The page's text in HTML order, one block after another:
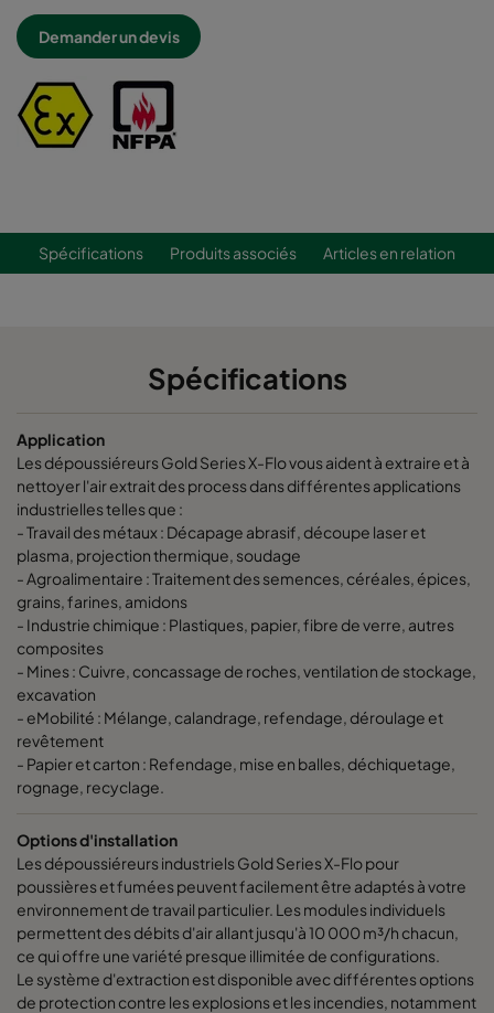
Demander un devis
Spécifications Produits associés Articles en relation
Spécifications
Application
Les dépoussiéreurs Gold Series X-Flo vous aident à extraire et à
nettoyer l'air extrait des process dans différentes applications
industrielles telles que :
- Travail des métaux : Décapage abrasif, découpe laser et
plasma, projection thermique, soudage
- Agroalimentaire : Traitement des semences, céréales, épices,
grains, farines, amidons
- Industrie chimique : Plastiques, papier, fibre de verre, autres
composites
- Mines : Cuivre, concassage de roches, ventilation de stockage,
excavation
- eMobilité : Mélange, calandrage, refendage, déroulage et
revêtement
- Papier et carton : Refendage, mise en balles, déchiquetage,
rognage, recyclage.
Options d'installation
Les dépoussiéreurs industriels Gold Series X-Flo pour
poussières et fumées peuvent facilement être adaptés à votre
environnement de travail particulier. Les modules individuels
permettent des débits d'air allant jusqu'à 10 000 m³/h chacun,
ce qui offre une variété presque illimitée de configurations.
Le système d'extraction est disponible avec différentes options
de protection contre les explosions et les incendies, notamment